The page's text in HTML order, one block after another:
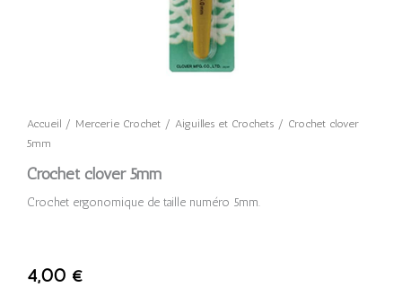
Accueil / Mercerie Crochet / Aiguilles et Crochets / Crochet clover
5mm
Crochet clover 5mm
Crochet ergonomique de taille numéro 5mm.
4,00 €